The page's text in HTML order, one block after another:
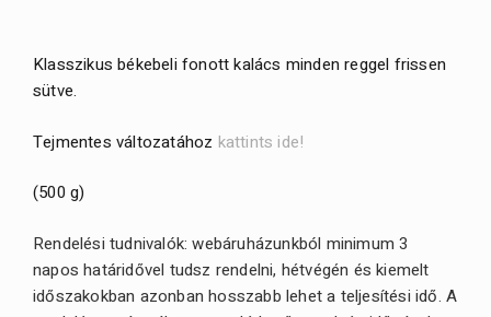
Klasszikus békebeli fonott kalács minden reggel frissen
sütve.
Tejmentes változatához kattints ide!
(500 g)
Rendelési tudnivalók: webáruházunkból minimum 3
napos határidővel tudsz rendelni, hétvégén és kiemelt
időszakokban azonban hosszabb lehet a teljesítési idő. A